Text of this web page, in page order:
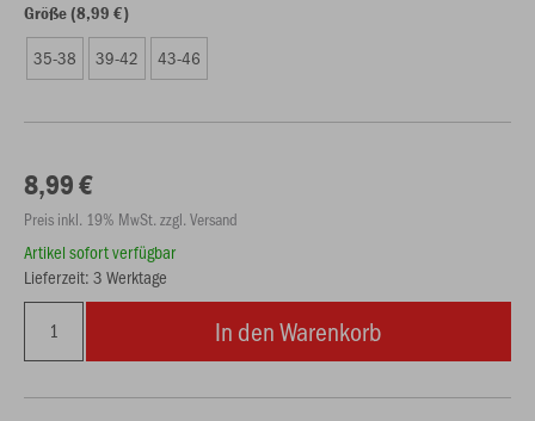
Größe (8,99 €)
35-38 39-42 43-46
8,99 €
Preis inkl. 19% MwSt. zzgl. Versand
Artikel sofort verfügbar
Lieferzeit: 3 Werktage
In den Warenkorb